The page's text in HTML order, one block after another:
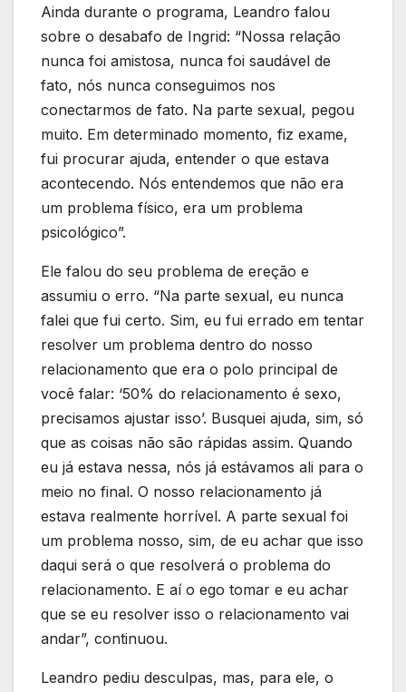
Ainda durante o programa, Leandro falou
sobre o desabafo de Ingrid: “Nossa relação
nunca foi amistosa, nunca foi saudável de
fato, nós nunca conseguimos nos
conectarmos de fato. Na parte sexual, pegou
muito. Em determinado momento, fiz exame,
fui procurar ajuda, entender o que estava
acontecendo. Nós entendemos que não era
um problema físico, era um problema
psicológico”.
Ele falou do seu problema de ereção e
assumiu o erro. “Na parte sexual, eu nunca
falei que fui certo. Sim, eu fui errado em tentar
resolver um problema dentro do nosso
relacionamento que era o polo principal de
você falar: ‘50% do relacionamento é sexo,
precisamos ajustar isso’. Busquei ajuda, sim, só
que as coisas não são rápidas assim. Quando
eu já estava nessa, nós já estávamos ali para o
meio no final. O nosso relacionamento já
estava realmente horrível. A parte sexual foi
um problema nosso, sim, de eu achar que isso
daqui será o que resolverá o problema do
relacionamento. E aí o ego tomar e eu achar
que se eu resolver isso o relacionamento vai
andar”, continuou.
Leandro pediu desculpas, mas, para ele, o